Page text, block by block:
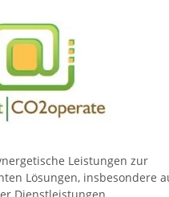
Leistungen zur
Lösungen, insbesondere
Dienstleistungen